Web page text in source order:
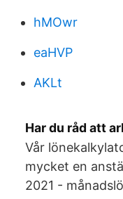
hMOwr
eaHVP
AKLt
Har du råd att
Vår
mycket en
2021 -